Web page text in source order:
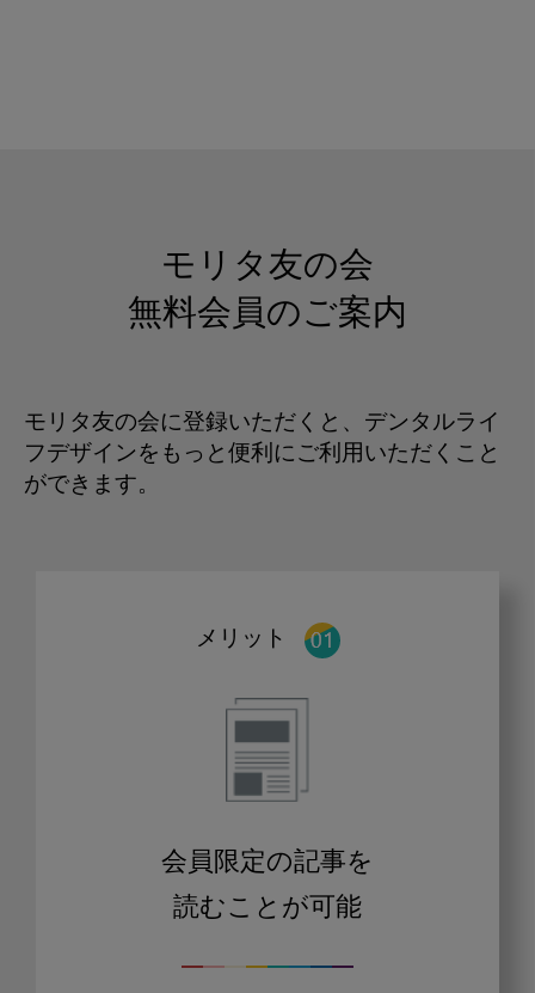
モリタ友の会
無料会員のご案内
モリタ友の会に登録いただくと、デンタルライ
フデザインをもっと便利にご利用いただくこと
ができます。
メリット
会員限定の記事を
読むことが可能